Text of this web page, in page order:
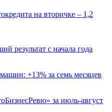
на вторичке – 1,2
результат с начала года
+13% за семь месяцев
за июль-август